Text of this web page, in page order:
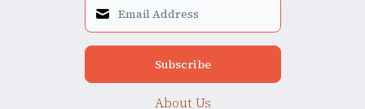
Subscribe
About Us